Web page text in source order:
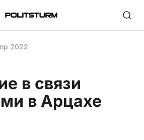
2022
в связи
в Арцахе